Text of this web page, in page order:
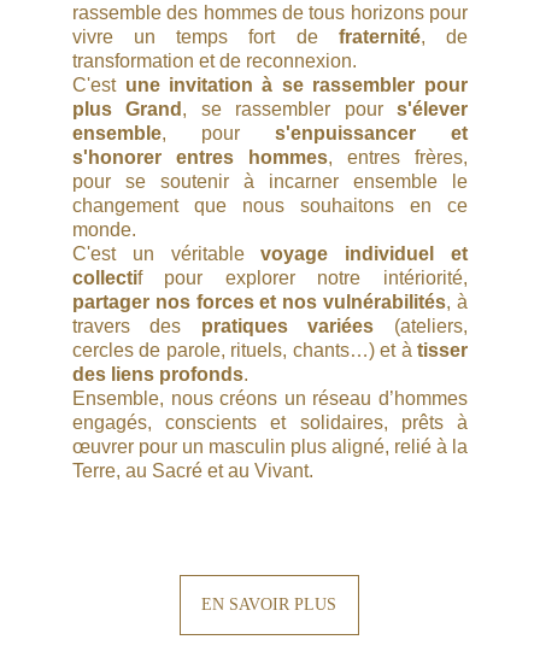
rassemble des hommes de tous horizons pour
vivre un temps fort de fraternité, de
transformation et de reconnexion.
C'est une invitation à se rassembler pour
plus Grand , se rassembler pours'élever
ensemble, pour s'enpuissancer et
s'honorer entres hommes, entres frères,
pour se soutenir à incarner ensemble le
changement que nous souhaitons en ce
monde.
C'est un véritablevoyage individuel et
collectif pour explorer notre intériorité,
partager nos forces et nos vulnérabilités, à
travers des pratiques variées (ateliers,
cercles de parole, rituels, chants…) et à tisser
des liens profonds.
Ensemble, nous créons un réseau d’hommes
engagés, conscients et solidaires, prêts à
œuvrer pour un masculin plus aligné, relié à la
Terre, au Sacré et au Vivant.
EN SAVOIR PLUS